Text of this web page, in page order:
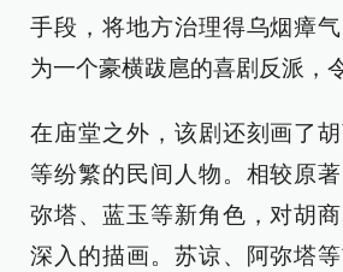
手段，将地方治理得乌烟瘴
为一个豪横跋扈的喜剧反派，
在庙堂之外，该剧还刻画了
等纷繁的民间人物。相较原
弥塔、蓝玉等新角色，对胡
深入的描画。苏谅、阿弥塔